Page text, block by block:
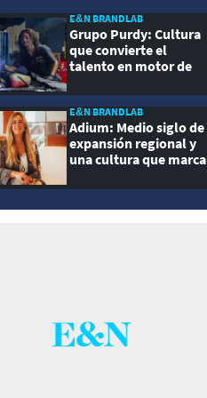
E&N BRANDLAB
Grupo Purdy: Cultura
que convierte el
talento en motor de
E&N BRANDLAB
Adium: Medio siglo de
expansión regional y
una cultura que marca